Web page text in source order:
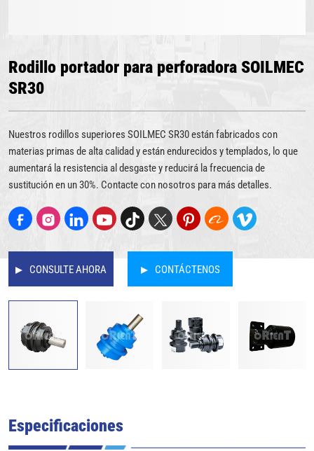
Rodillo portador para perforadora SOILMEC
SR30
Nuestros rodillos superiores SOILMEC SR30 están fabricados con
materias primas de alta calidad y están endurecidos y templados, lo que
aumentará la resistencia al desgaste y reducirá la frecuencia de
sustitución en un 30%. Contacte con nosotros para más detalles.
CONSULTE AHORA CONTÁCTENOS
Especificaciones